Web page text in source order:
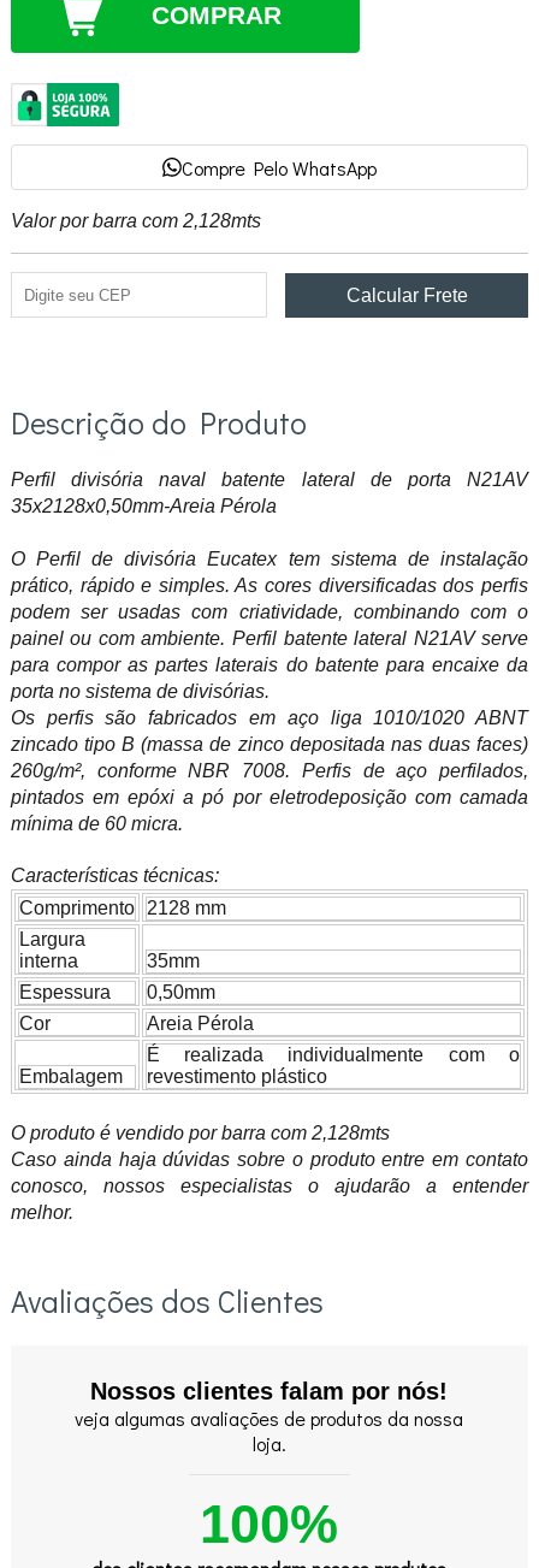
COMPRAR
Compre Pelo WhatsApp
Valor por barra com 2,128mts
Descrição do Produto
Perfil divisória naval batente lateral de porta N21AV
35x2128x0,50mm-Areia Pérola
O Perfil de divisória Eucatex tem sistema de instalação
prático, rápido e simples. As cores diversificadas dos perfis
podem ser usadas com criatividade, combinando com o
painel ou com ambiente. Perfil batente lateral N21AV serve
para compor as partes laterais do batente para encaixe da
porta no sistema de divisórias.
Os perfis são fabricados em aço liga 1010/1020 ABNT
zincado tipo B (massa de zinco depositada nas duas faces)
260g/m², conforme NBR 7008. Perfis de aço perfilados,
pintados em epóxi a pó por eletrodeposição com camada
mínima de 60 micra.
Características técnicas:
Comprimento 2128 mm
Largura
interna
35mm
Espessura
0,50mm
Cor
Areia Pérola
Embalagem
É realizada individualmente com o
revestimento plástico
O produto é vendido por barra com 2,128mts
Caso ainda haja dúvidas sobre o produto entre em contato
conosco, nossos especialistas o ajudarão a entender
melhor.
Avaliações dos Clientes
Nossos clientes falam por nós!
veja algumas avaliações de produtos da nossa
loja.
100%